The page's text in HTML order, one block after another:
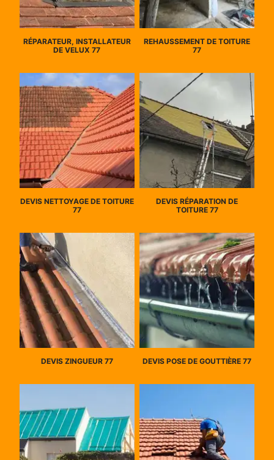
RÉPARATEUR, INSTALLATEUR
DE VELUX 77
REHAUSSEMENT DE TOITURE
77
DEVIS NETTOYAGE DE TOITURE
77
DEVIS RÉPARATION DE
TOITURE 77
DEVIS ZINGUEUR 77 DEVIS POSE DE GOUTTIÈRE 77